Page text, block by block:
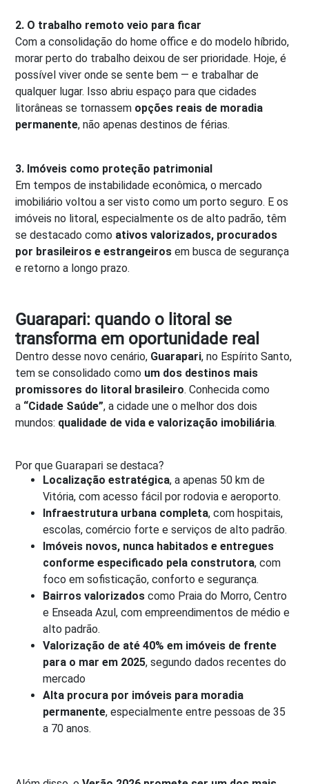
2. O trabalho remoto veio para ficar
Com a consolidação do home office e do modelo híbrido,
morar perto do trabalho deixou de ser prioridade. Hoje, é
possível viver onde se sente bem — e trabalhar de
qualquer lugar. Isso abriu espaço para que cidades
litorâneas se tornassem opções reais de moradia
permanente, não apenas destinos de férias.
3. Imóveis como proteção patrimonial
Em tempos de instabilidade econômica, o mercado
imobiliário voltou a ser visto como um porto seguro. E os
imóveis no litoral, especialmente os de alto padrão, têm
se destacado como ativos valorizados, procurados
por brasileiros e estrangeiros em busca de segurança
e retorno a longo prazo.
Guarapari: quando o litoral se
transforma em oportunidade real
Dentro desse novo cenário, Guarapari, no Espírito Santo,
tem se consolidado como um dos destinos mais
promissores do litoral brasileiro. Conhecida como
a “Cidade Saúde”, a cidade une o melhor dos dois
mundos: qualidade de vida e valorização imobiliária.
Por que Guarapari se destaca?
Localização estratégica, a apenas 50 km de
Vitória, com acesso fácil por rodovia e aeroporto.
Infraestrutura urbana completa, com hospitais,
escolas, comércio forte e serviços de alto padrão.
Imóveis novos, nunca habitados e entregues
conforme especificado pela construtora, com
foco em sofisticação, conforto e segurança.
Bairros valorizados como Praia do Morro, Centro
e Enseada Azul, com empreendimentos de médio e
alto padrão.
Valorização de até 40% em imóveis de frente
para o mar em 2025, segundo dados recentes do
mercado
Alta procura por imóveis para moradia
permanente, especialmente entre pessoas de 35
a 70 anos.